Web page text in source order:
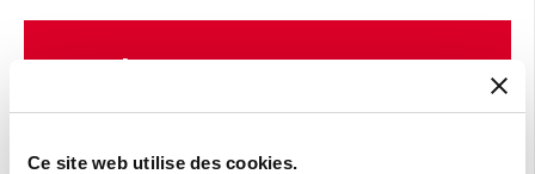
Ce site web utilise des cookies.
Les meilleures nouvelles au meilleur moment